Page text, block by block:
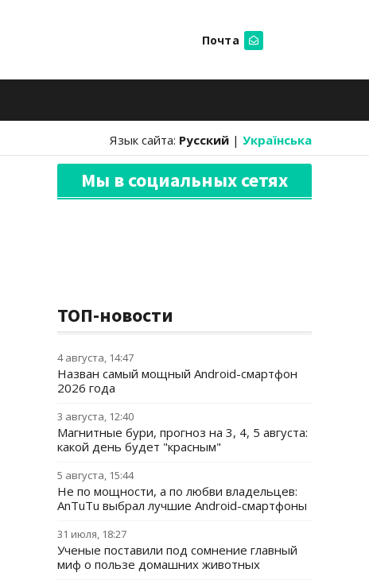
Почта
Язык сайта: Русский | Українська
Мы в социальных сетях
ТОП-новости
4 августа, 14:47
Назван самый мощный Android-смартфон
2026 года
3 августа, 12:40
Магнитные бури, прогноз на 3, 4, 5 августа:
какой день будет "красным"
5 августа, 15:44
Не по мощности, а по любви владельцев:
AnTuTu выбрал лучшие Android-смартфоны
31 июля, 18:27
Ученые поставили под сомнение главный
миф о пользе домашних животных